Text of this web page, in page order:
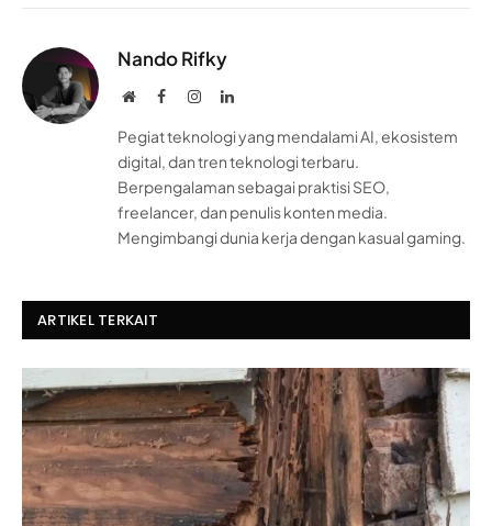
Nando Rifky
WebsiteFacebookInstagramLinkedIn
Pegiat teknologi yang mendalami AI, ekosistem
digital, dan tren teknologi terbaru.
Berpengalaman sebagai praktisi SEO,
freelancer, dan penulis konten media.
Mengimbangi dunia kerja dengan kasual gaming.
ARTIKEL TERKAIT